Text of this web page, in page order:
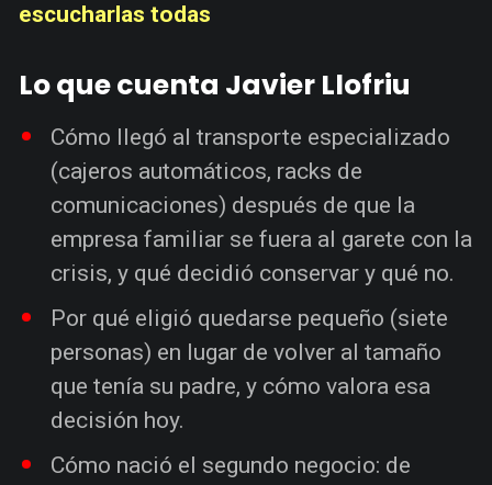
escucharlas todas
Lo que cuenta Javier Llofriu
Cómo llegó al transporte especializado
(cajeros automáticos, racks de
comunicaciones) después de que la
empresa familiar se fuera al garete con la
crisis, y qué decidió conservar y qué no.
Por qué eligió quedarse pequeño (siete
personas) en lugar de volver al tamaño
que tenía su padre, y cómo valora esa
decisión hoy.
Cómo nació el segundo negocio: de